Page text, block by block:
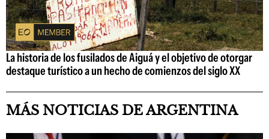
La historia de los fusilados de Aiguá y el objetivo de otorgar
destaque turístico a un hecho de comienzos del siglo XX
MÁS NOTICIAS DE ARGENTINA